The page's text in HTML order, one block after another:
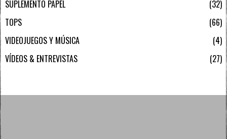
SUPLEMENTO PAPEL
32
TOPS
66
VIDEOJUEGOS Y MÚSICA
4
VÍDEOS & ENTREVISTAS
27